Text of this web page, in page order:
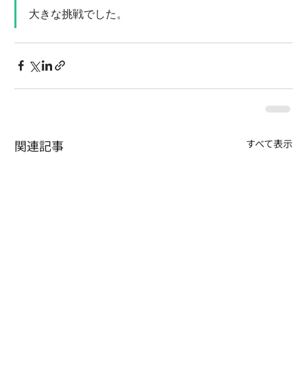
大きな挑戦でした。
関連記事 すべて表示